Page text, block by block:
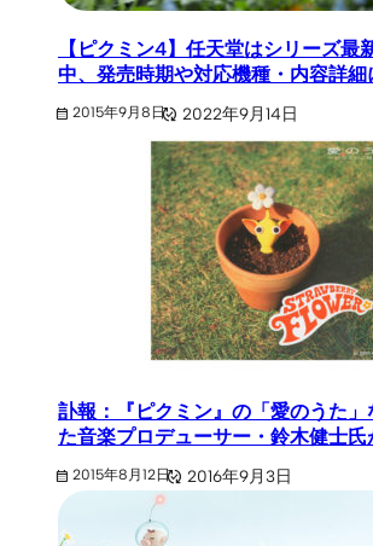
【ピクミン4】任天堂はシリーズ最
中、発売時期や対応機種・内容詳細
2015年9月8日 2022年9月14日
訃報：『ピクミン』の「愛のうた
た音楽プロデューサー・鈴木健士氏
2015年8月12日 2016年9月3日